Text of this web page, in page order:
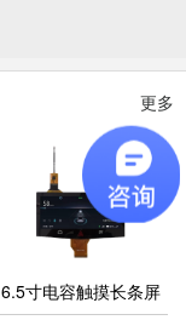
更多
6.5寸电容触摸长条屏